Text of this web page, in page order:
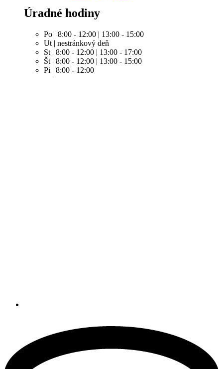
Úradné hodiny
Po | 8:00 - 12:00 | 13:00 - 15:00
Ut | nestránkový deň
St | 8:00 - 12:00 | 13:00 - 17:00
Št | 8:00 - 12:00 | 13:00 - 15:00
Pi | 8:00 - 12:00